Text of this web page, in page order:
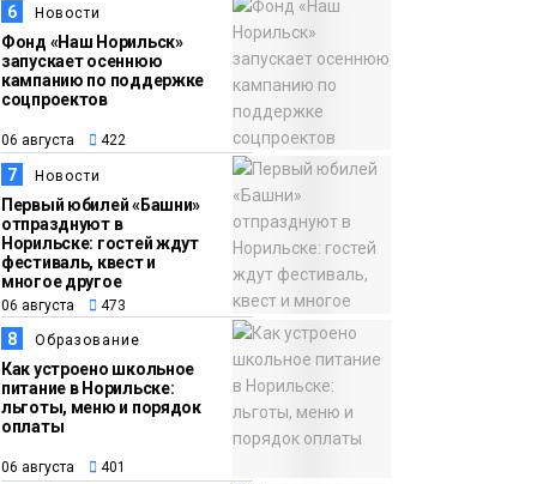
6 Новости
Фонд «Наш Норильск»
запускает осеннюю
кампанию по поддержке
соцпроектов
06 августа 422
7 Новости
Первый юбилей «Башни»
отпразднуют в
Норильске: гостей ждут
фестиваль, квест и
многое другое
06 августа 473
8 Образование
Как устроено школьное
питание в Норильске:
льготы, меню и порядок
оплаты
06 августа 401